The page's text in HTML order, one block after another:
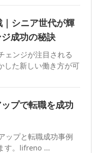
シニア世代が輝
成功の秘訣
ェンジが注目される
した新しい働き方が可
プで転職を成功
ップと転職成功事例
す。lifreno ...